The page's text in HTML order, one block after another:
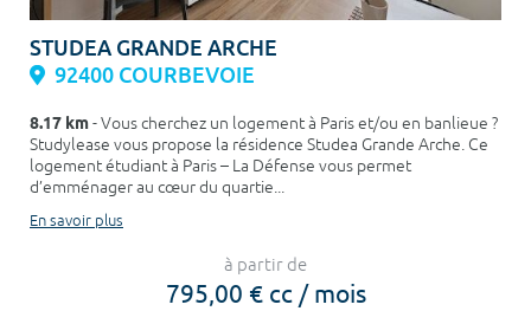
STUDEA GRANDE ARCHE
92400 COURBEVOIE
8.17 km- Vous cherchez un logement à Paris et/ou en banlieue ?
Studylease vous propose la résidence Studea Grande Arche. Ce
logement étudiant à Paris – La Défense vous permet
d’emménager au cœur du quartie...
En savoir plus
à partir de
795,00 € cc / mois